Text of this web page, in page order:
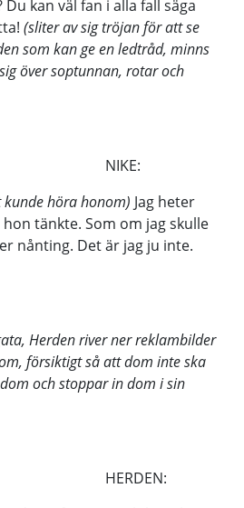
kan väl fan i alla fall säga
(sliter av sig tröjan för att se
som kan ge en ledtråd, minns
över soptunnan, rotar och
NIKE:
höra honom) Jag heter
hon tänkte. Som om jag skulle
nånting. Det är jag ju inte.
Herden river ner reklambilder
försiktigt så att dom inte ska
och stoppar in dom i sin
HERDEN: